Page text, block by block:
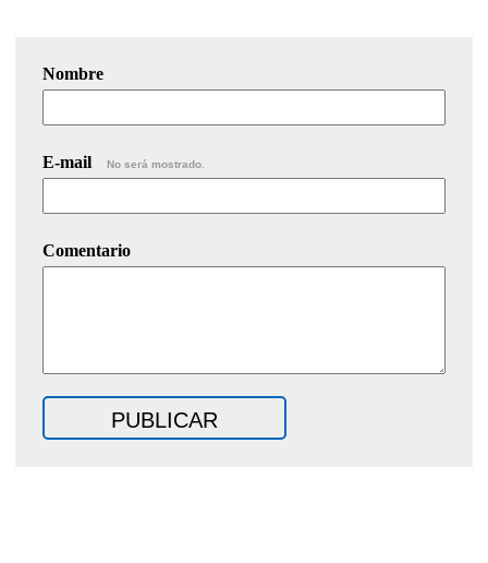
Nombre
E-mail No será mostrado.
Comentario